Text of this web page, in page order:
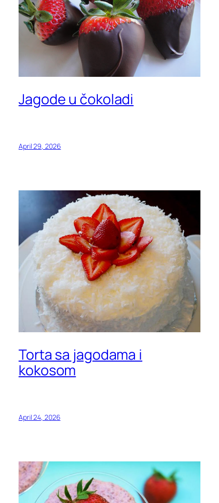
Jagode u čokoladi
April 29, 2026
Torta sa jagodama i
kokosom
April 24, 2026